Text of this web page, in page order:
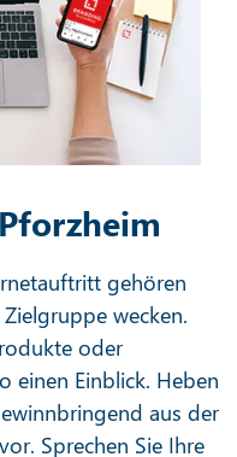
gehören
wecken.
oder
einen Einblick. Heben
aus der
Sprechen Sie Ihre